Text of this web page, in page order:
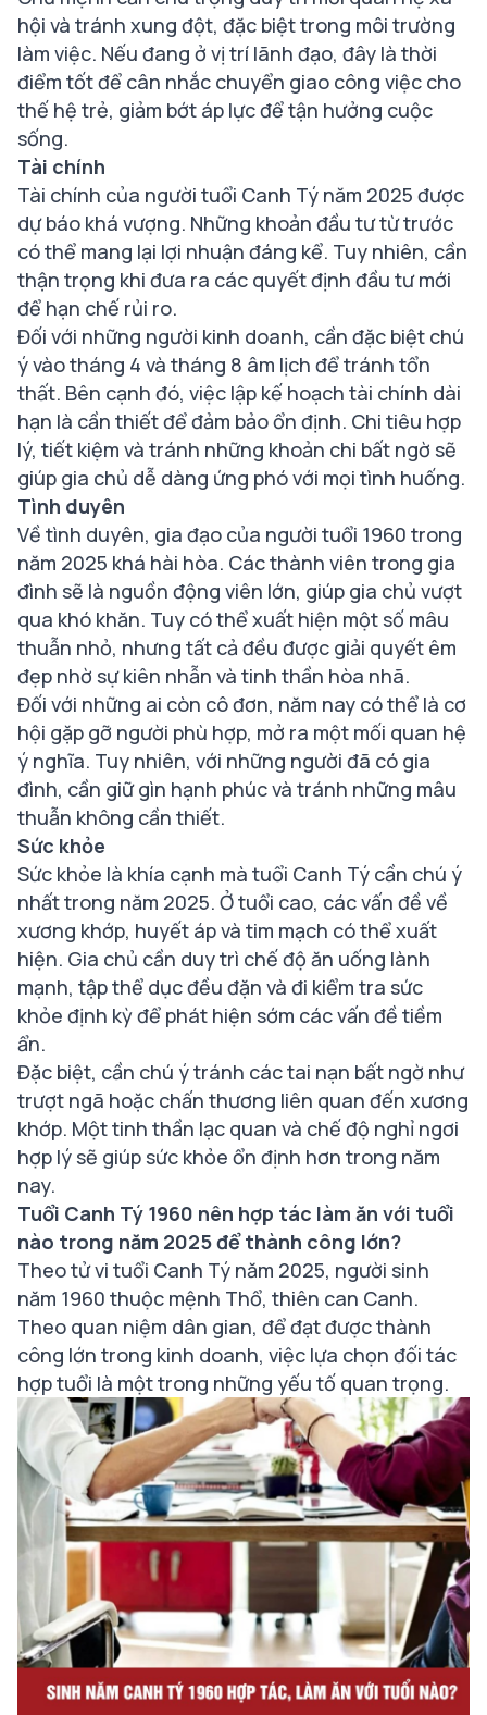
hội và tránh xung đột, đặc biệt trong môi trường
làm việc. Nếu đang ở vị trí lãnh đạo, đây là thời
điểm tốt để cân nhắc chuyển giao công việc cho
thế hệ trẻ, giảm bớt áp lực để tận hưởng cuộc
sống.
Tài chính
Tài chính của người tuổi Canh Tý năm 2025 được
dự báo khá vượng. Những khoản đầu tư từ trước
có thể mang lại lợi nhuận đáng kể. Tuy nhiên, cần
thận trọng khi đưa ra các quyết định đầu tư mới
để hạn chế rủi ro.
Đối với những người kinh doanh, cần đặc biệt chú
ý vào tháng 4 và tháng 8 âm lịch để tránh tổn
thất. Bên cạnh đó, việc lập kế hoạch tài chính dài
hạn là cần thiết để đảm bảo ổn định. Chi tiêu hợp
lý, tiết kiệm và tránh những khoản chi bất ngờ sẽ
giúp gia chủ dễ dàng ứng phó với mọi tình huống.
Tình duyên
Về tình duyên, gia đạo của người tuổi 1960 trong
năm 2025 khá hài hòa. Các thành viên trong gia
đình sẽ là nguồn động viên lớn, giúp gia chủ vượt
qua khó khăn. Tuy có thể xuất hiện một số mâu
thuẫn nhỏ, nhưng tất cả đều được giải quyết êm
đẹp nhờ sự kiên nhẫn và tinh thần hòa nhã.
Đối với những ai còn cô đơn, năm nay có thể là cơ
hội gặp gỡ người phù hợp, mở ra một mối quan hệ
ý nghĩa. Tuy nhiên, với những người đã có gia
đình, cần giữ gìn hạnh phúc và tránh những mâu
thuẫn không cần thiết.
Sức khỏe
Sức khỏe là khía cạnh mà tuổi Canh Tý cần chú ý
nhất trong năm 2025. Ở tuổi cao, các vấn đề về
xương khớp, huyết áp và tim mạch có thể xuất
hiện. Gia chủ cần duy trì chế độ ăn uống lành
mạnh, tập thể dục đều đặn và đi kiểm tra sức
khỏe định kỳ để phát hiện sớm các vấn đề tiềm
ẩn.
Đặc biệt, cần chú ý tránh các tai nạn bất ngờ như
trượt ngã hoặc chấn thương liên quan đến xương
khớp. Một tinh thần lạc quan và chế độ nghỉ ngơi
hợp lý sẽ giúp sức khỏe ổn định hơn trong năm
nay.
Tuổi Canh Tý 1960 nên hợp tác làm ăn với tuổi
nào trong năm 2025 để thành công lớn?
Theo tử vi tuổi Canh Tý năm 2025, người sinh
năm 1960 thuộc mệnh Thổ, thiên can Canh.
Theo quan niệm dân gian, để đạt được thành
công lớn trong kinh doanh, việc lựa chọn đối tác
hợp tuổi là một trong những yếu tố quan trọng.